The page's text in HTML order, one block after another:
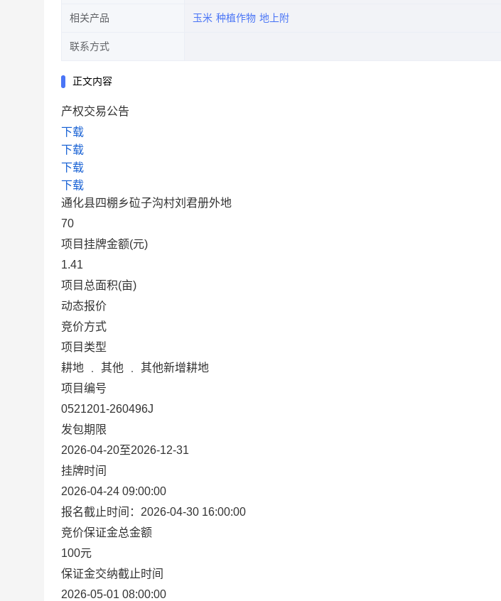
相关产品 玉米 种植作物 地上附
联系方式
正文内容
产权交易公告
下载
下载
下载
下载
通化县四棚乡砬子沟村刘君册外地
70
项目挂牌金额(元)
1.41
项目总面积(亩)
动态报价
竞价方式
项目类型
耕地 ﹒ 其他 ﹒ 其他新增耕地
项目编号
0521201-260496J
发包期限
2026-04-20至2026-12-31
挂牌时间
2026-04-24 09:00:00
报名截止时间：2026-04-30 16:00:00
竞价保证金总金额
100元
保证金交纳截止时间
2026-05-01 08:00:00